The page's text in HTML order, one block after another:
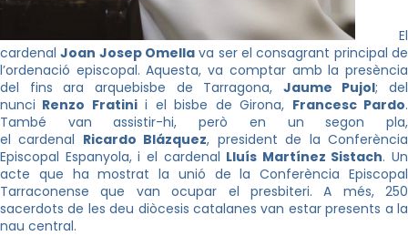
El
cardenalJoan Josep Omella va ser el consagrant principal de
l’ordenació episcopal. Aquesta, va comptar amb la presència
del fins ara arquebisbe de Tarragona, Jaume Pujol; del
nunci Renzo Fratinii el bisbe de Girona, Francesc Pardo.
També van assistir-hi, però en un segon pla,
el cardenal Ricardo Blázquez, president de la Conferència
Episcopal Espanyola, i el cardenal Lluís Martínez Sistach. Un
acte que ha mostrat la unió de la Conferència Episcopal
Tarraconense que van ocupar el presbiteri. A més, 250
sacerdots de les deu diòcesis catalanes van estar presents a la
nau central.